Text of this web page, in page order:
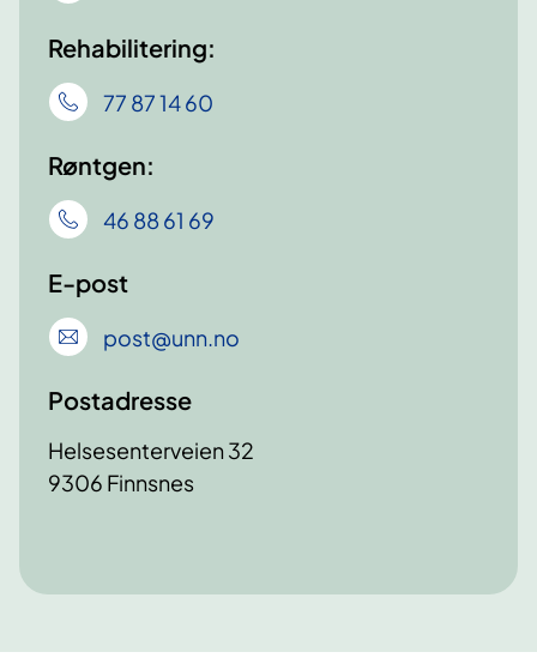
Rehabilitering:
77 87 14 60
Røntgen:
46 88 61 69
E-post
post@unn.no
Postadresse
Helsesenterveien 32
9306 Finnsnes